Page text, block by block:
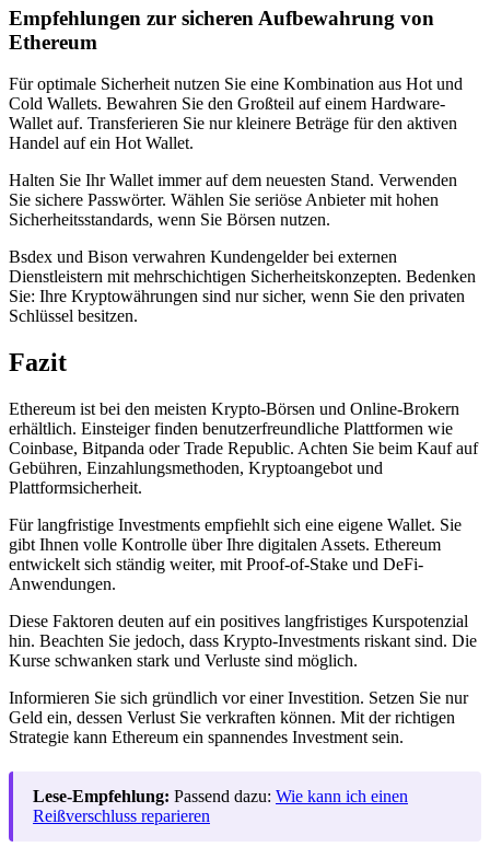
Empfehlungen zur sicheren Aufbewahrung von
Ethereum
Für optimale Sicherheit nutzen Sie eine Kombination aus Hot und
Cold Wallets. Bewahren Sie den Großteil auf einem Hardware-
Wallet auf. Transferieren Sie nur kleinere Beträge für den aktiven
Handel auf ein Hot Wallet.
Halten Sie Ihr Wallet immer auf dem neuesten Stand. Verwenden
Sie sichere Passwörter. Wählen Sie seriöse Anbieter mit hohen
Sicherheitsstandards, wenn Sie Börsen nutzen.
Bsdex und Bison verwahren Kundengelder bei externen
Dienstleistern mit mehrschichtigen Sicherheitskonzepten. Bedenken
Sie: Ihre Kryptowährungen sind nur sicher, wenn Sie den privaten
Schlüssel besitzen.
Fazit
Ethereum ist bei den meisten Krypto-Börsen und Online-Brokern
erhältlich. Einsteiger finden benutzerfreundliche Plattformen wie
Coinbase, Bitpanda oder Trade Republic. Achten Sie beim Kauf auf
Gebühren, Einzahlungsmethoden, Kryptoangebot und
Plattformsicherheit.
Für langfristige Investments empfiehlt sich eine eigene Wallet. Sie
gibt Ihnen volle Kontrolle über Ihre digitalen Assets. Ethereum
entwickelt sich ständig weiter, mit Proof-of-Stake und DeFi-
Anwendungen.
Diese Faktoren deuten auf ein positives langfristiges Kurspotenzial
hin. Beachten Sie jedoch, dass Krypto-Investments riskant sind. Die
Kurse schwanken stark und Verluste sind möglich.
Informieren Sie sich gründlich vor einer Investition. Setzen Sie nur
Geld ein, dessen Verlust Sie verkraften können. Mit der richtigen
Strategie kann Ethereum ein spannendes Investment sein.
Lese-Empfehlung: Passend dazu: Wie kann ich einen
Reißverschluss reparieren